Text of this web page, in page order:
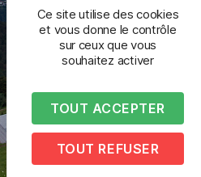
Lundi, mercredi et samedi de 8h
Mardi, jeudi et vendredi de 8h
Nous contacter
Réalisé par
Ce site utilise des cookies
et vous donne le contrôle
sur ceux que vous
souhaitez activer
TOUT ACCEPTER
TOUT REFUSER